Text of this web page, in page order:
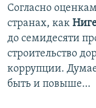
Согласно
странах, как
до семидесяти
строительство
коррупции.
быть и повыше…